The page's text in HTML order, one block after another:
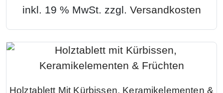
inkl. 19 % MwSt. zzgl. Versandkosten
Holztablett Mit Kürbissen, Keramikelementen &